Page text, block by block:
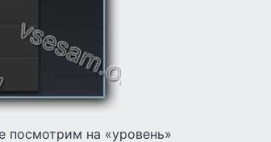
посмотрим на «уровень»